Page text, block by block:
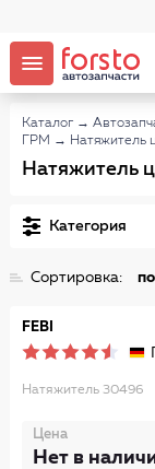
Каталог →
ГРМ → Натяжитель
Натяжитель
Категория
Сортировка:
FEBI
Натяжитель 30496
Цена
Нет в